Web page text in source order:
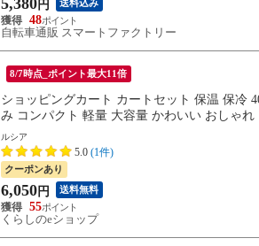
5,380 円 送料込み
48
自転車通販 スマートファクトリー
8/7時点_ポイント最大11倍
ショッピングカート カートセット 保温 保冷
み コンパクト 軽量 大容量 かわいい おしゃれ
ルシア
5.0 (1件)
クーポンあり
6,050 円 送料無料
55
くらしのeショップ